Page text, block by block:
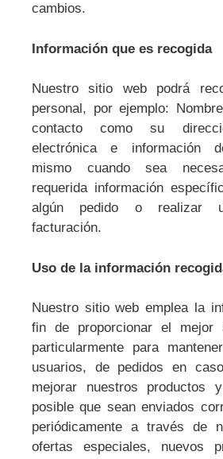
cambios.
Información que es recogida
Nuestro sitio web podrá
personal, por ejemplo:
contacto como su
electrónica e información
mismo cuando sea
requerida información
algún pedido o realizar
facturación.
Uso de la información
Nuestro sitio web emplea la
fin de proporcionar el mejor
particularmente para
usuarios, de pedidos en
mejorar nuestros
posible que sean enviados
periódicamente a través de
ofertas especiales, nuevos